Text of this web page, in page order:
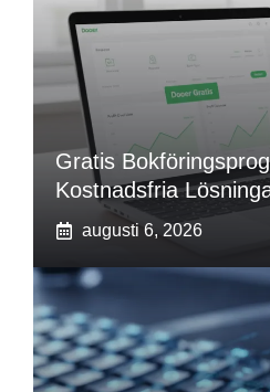
Gratis
Kostnadsfria
augusti 6, 2026